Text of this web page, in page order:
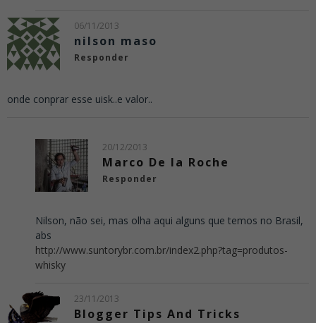
06/11/2013
nilson maso
Responder
onde conprar esse uisk..e valor..
20/12/2013
Marco De la Roche
Responder
Nilson, não sei, mas olha aqui alguns que temos no Brasil,
abs
http://www.suntorybr.com.br/index2.php?tag=produtos-
whisky
23/11/2013
Blogger Tips And Tricks